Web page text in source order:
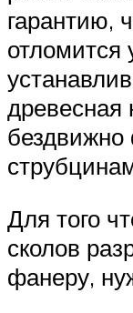
гарантию,
отломится
древесная
бездвижно
Для того
сколов
фанеру,